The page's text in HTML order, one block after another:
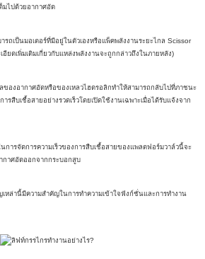
ไปด้วยอากาศอัด
ถเป็นมอเตอร์ที่มีอยู่ในตัวเองหรือแพ็คพลังงานระยะไกล Scissor
ยดเพิ่มเติมเกี่ยวกับแหล่งพลังงานจะถูกกล่าวถึงในภายหลัง)
ของอากาศอัดหรือของเหลวไฮดรอลิกทำให้สามารถกลับไปที่ภาชนะ
รสืบเชื้อสายอย่างรวดเร็วโดยเปิดใช้งานเฉพาะเมื่อได้รับแจ้งจาก
การจัดการความเร็วของการสืบเชื้อสายของแพลตฟอร์มวาล์วนี้จะ
กาศอัดออกจากกระบอกสูบ
เหล่านี้มีความสำคัญในการทำความเข้าใจฟังก์ชั่นและการทำงาน